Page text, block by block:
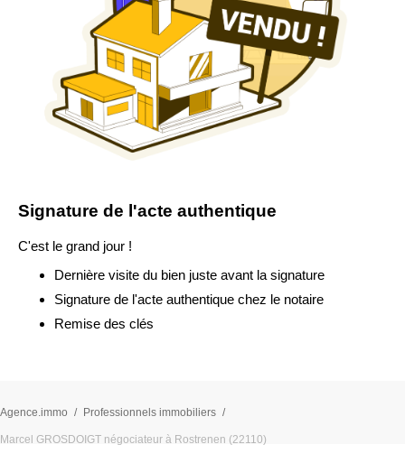
Signature de l'acte authentique
C'est le grand jour !
Dernière visite du bien juste avant la signature
Signature de l'acte authentique chez le notaire
Remise des clés
Agence.immo Professionnels immobiliers
Marcel GROSDOIGT négociateur à Rostrenen (22110)